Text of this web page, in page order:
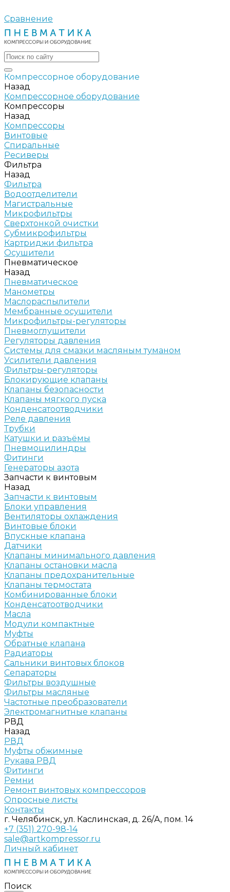
Сравнение
Компрессорное оборудование
Назад
Компрессорное оборудование
Компрессоры
Назад
Компрессоры
Винтовые
Спиральные
Ресиверы
Фильтра
Назад
Фильтра
Водоотделители
Магистральные
Микрофильтры
Сверхтонкой очистки
Субмикрофильтры
Картриджи фильтра
Осушители
Пневматическое
Назад
Пневматическое
Манометры
Маслораспылители
Мембранные осушители
Микрофильтры-регуляторы
Пневмоглушители
Регуляторы давления
Системы для смазки масляным туманом
Усилители давления
Фильтры-регуляторы
Блокирующие клапаны
Клапаны безопасности
Клапаны мягкого пуска
Конденсатоотводчики
Реле давления
Трубки
Катушки и разъёмы
Пневмоцилиндры
Фитинги
Генераторы азота
Запчасти к винтовым
Назад
Запчасти к винтовым
Блоки управления
Вентиляторы охлаждения
Винтовые блоки
Впускные клапана
Датчики
Клапаны минимального давления
Клапаны остановки масла
Клапаны предохранительные
Клапаны термостата
Комбинированные блоки
Конденсатоотводчики
Масла
Модули компактные
Муфты
Обратные клапана
Радиаторы
Сальники винтовых блоков
Сепараторы
Фильтры воздушные
Фильтры масляные
Частотные преобразователи
Электромагнитные клапаны
РВД
Назад
РВД
Муфты обжимные
Рукава РВД
Фитинги
Ремни
Ремонт винтовых компрессоров
Опросные листы
Контакты
г. Челябинск, ул. Каслинская, д. 26/А, пом. 14
+7 (351) 270-98-14
sale@artkompressor.ru
Личный кабинет
Поиск